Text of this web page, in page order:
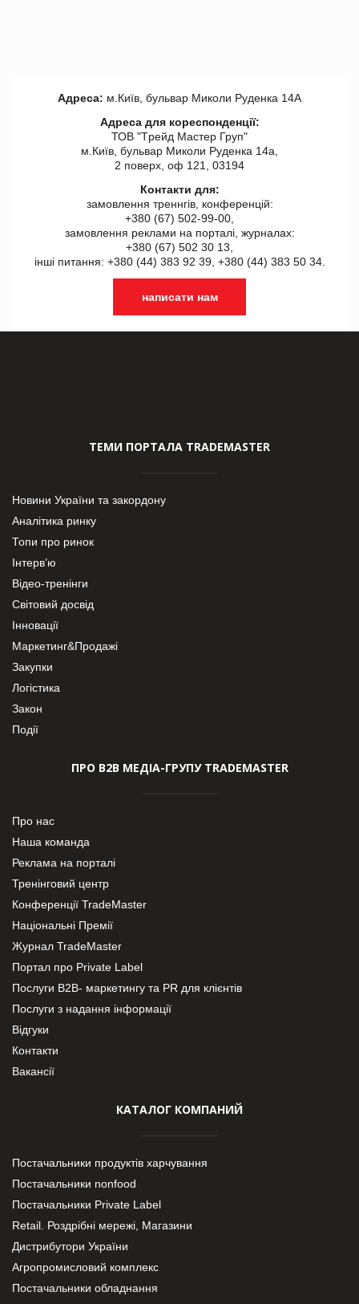
Адреса: м.Київ, бульвар Миколи Руденка 14А
Адреса для кореспонденції:
ТОВ "Tрейд Мастер Груп"
м.Київ, бульвар Миколи Руденка 14а,
2 поверх, оф 121, 03194
Контакти для:
замовлення треннгів, конференцій:
+380 (67) 502-99-00,
замовлення реклами на порталі, журналах:
+380 (67) 502 30 13,
інші питання: +380 (44) 383 92 39, +380 (44) 383 50 34.
написати нам
ТЕМИ ПОРТАЛА TRADEMASTER
Новини України та закордону
Аналітика ринку
Топи про ринок
Інтерв’ю
Відео-тренінги
Світовий досвід
Інновації
Маркетинг&Продажі
Закупки
Логістика
Закон
Події
ПРО В2В МЕДІА-ГРУПУ TRADEMASTER
Про нас
Наша команда
Реклама на порталі
Тренінговий центр
Конференції TradeMaster
Національні Премії
Журнал TradeMaster
Портал про Private Label
Послуги В2В- маркетингу та PR для клієнтів
Послуги з надання інформації
Відгуки
Контакти
Вакансії
КАТАЛОГ КОМПАНИЙ
Постачальники продуктів харчування
Постачальники nonfood
Постачальники Private Label
Retail. Роздрібні мережі, Магазини
Дистрибутори України
Агропромисловий комплекс
Постачальники обладнання